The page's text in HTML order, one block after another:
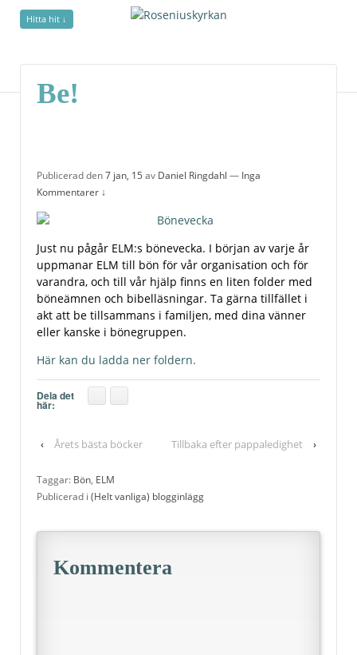
Hitta hit ↓
Be!
Publicerad den7 jan, 15 av Daniel Ringdahl — Inga
Kommentarer ↓
Just nu pågår ELM:s bönevecka. I början av varje år
uppmanar ELM till bön för vår organisation och för
varandra, och till vår hjälp finns en liten folder med
böneämnen och bibelläsningar. Ta gärna tillfället i
akt att be tillsammans i familjen, med dina vänner
eller kanske i bönegruppen.
Här kan du ladda ner foldern.
Dela det
här:
‹ Årets bästa böcker Tillbaka efter pappaledighet ›
Taggar: Bön, ELM
Publicerad i (Helt vanliga) blogginlägg
Kommentera